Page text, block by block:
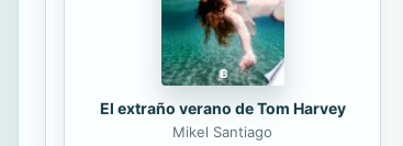
El extraño verano de Tom Harvey
Mikel Santiago